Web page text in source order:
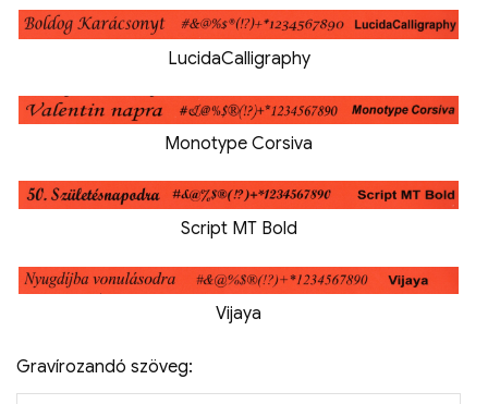
LucidaCalligraphy
Monotype Corsiva
Script MT Bold
Vijaya
Gravírozandó szöveg: